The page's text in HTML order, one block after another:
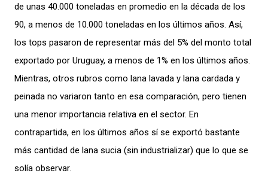
de unas 40.000 toneladas en promedio en la década de los
90, a menos de 10.000 toneladas en los últimos años. Así,
los tops pasaron de representar más del 5% del monto total
exportado por Uruguay, a menos de 1% en los últimos años.
Mientras, otros rubros como lana lavada y lana cardada y
peinada no variaron tanto en esa comparación, pero tienen
una menor importancia relativa en el sector. En
contrapartida, en los últimos años sí se exportó bastante
más cantidad de lana sucia (sin industrializar) que lo que se
solía observar.